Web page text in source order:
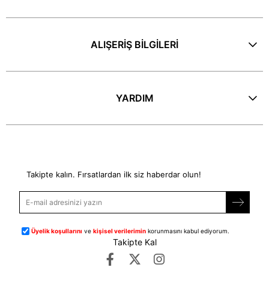
ALIŞERİŞ BİLGİLERİ
YARDIM
Takipte kalın. Fırsatlardan ilk siz haberdar olun!
Üyelik koşullarını vekişisel verilerimin korunmasını kabul ediyorum.
Takipte Kal